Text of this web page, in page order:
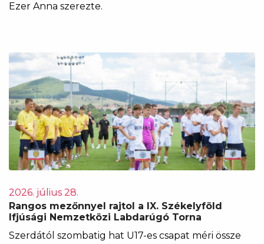
Ezer Anna szerezte.
2026. július 28.
Rangos mezőnnyel rajtol a IX. Székelyföld
Ifjúsági Nemzetközi Labdarúgó Torna
Szerdától szombatig hat U17-es csapat méri össze